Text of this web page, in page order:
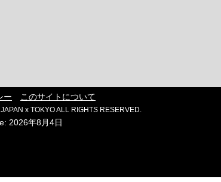
ー このサイトについて
x TOKYO ALL RIGHTS RESERVED.
2026年8月4日